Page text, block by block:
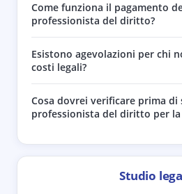
Come funziona il pagamento
professionista del diritto?
Esistono agevolazioni per chi
costi legali?
Cosa dovrei verificare prima di
professionista del diritto per la
Studio